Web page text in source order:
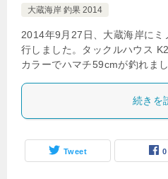
大蔵海岸 釣果 2014
2014年9月27日、大蔵海岸にミ
行しました。タックルハウス
カラーでハマチ59cmが釣れまし
続きを
Tweet 0